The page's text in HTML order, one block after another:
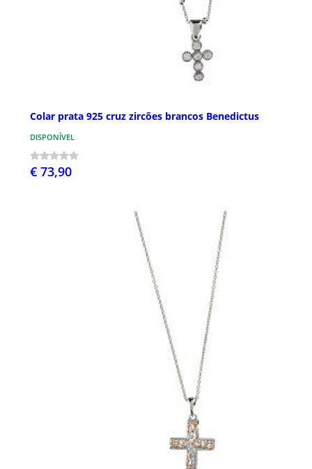
Colar prata 925 cruz zircões brancos Benedictus
DISPONÍVEL
€ 73,90